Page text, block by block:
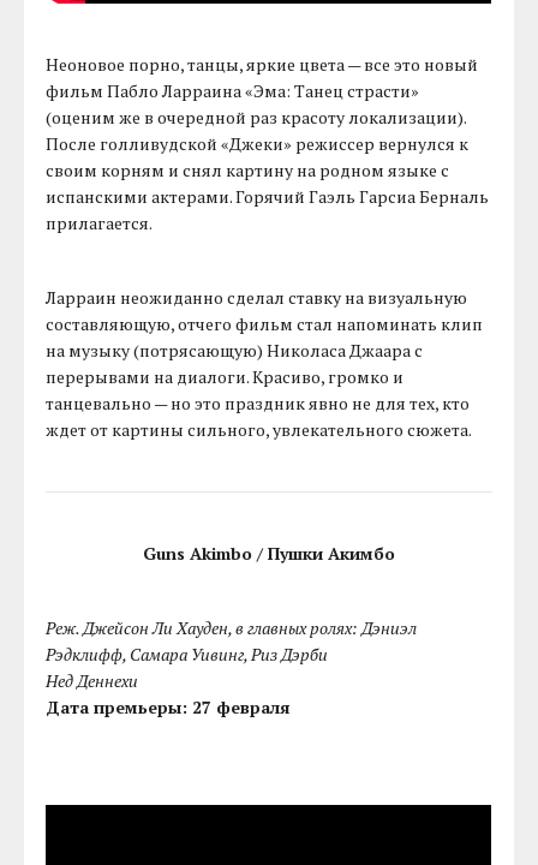
Неоновое порно, танцы, яркие цвета — все это новый
фильм Пабло Ларраина «Эма: Танец страсти»
(оценим же в очередной раз красоту локализации).
После голливудской «Джеки» режиссер вернулся к
своим корням и снял картину на родном языке с
испанскими актерами. Горячий Гаэль Гарсиа Берналь
прилагается.
Ларраин неожиданно сделал ставку на визуальную
составляющую, отчего фильм стал напоминать клип
на музыку (потрясающую) Николаса Джаара с
перерывами на диалоги. Красиво, громко и
танцевально — но это праздник явно не для тех, кто
ждет от картины сильного, увлекательного сюжета.
Guns Akimbo / Пушки Акимбо
Реж. Джейсон Ли Хауден, в главных ролях: Дэниэл
Рэдклифф, Самара Уивинг, Риз Дэрби
Нед Деннехи
Дата премьеры: 27 февраля